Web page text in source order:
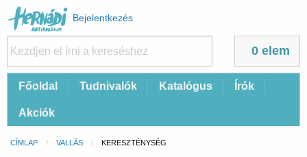
Felhasználói
fiók
menüje
Bejelentkezés
0 elem
FőFőoldal Tudnivalók Katalógus Írók
Akciók
Morzsa
CÍMLAP VALLÁS CURRENT:
KERESZTÉNYSÉG